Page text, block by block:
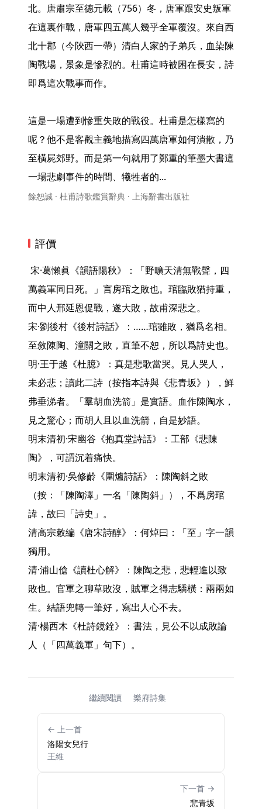
北。唐肅宗至德元載（756）冬，唐軍跟安史叛軍
在這裏作戰，唐軍四五萬人幾乎全軍覆沒。來自西
北十郡（今陝西一帶）清白人家的子弟兵，血染陳
陶戰場，景象是慘烈的。杜甫這時被困在長安，詩
即爲這次戰事而作。
這是一場遭到慘重失敗的戰役。杜甫是怎樣寫的
呢？他不是客觀主義地描寫四萬唐軍如何潰散，乃
至橫屍郊野。而是第一句就用了鄭重的筆墨大書這
一場悲劇事件的時間、犧牲者的...
餘恕誠 · 杜甫詩歌鑑賞辭典 · 上海辭書出版社
評價
萬義軍同日死。」言房琯之敗也。琯臨敗猶持重，
而中人邢延恩促戰，遂大敗，故甫深悲之。
宋·劉後村《後村詩話》：……琯雖敗，猶爲名相。
至敘陳陶、潼關之敗，直筆不恕，所以爲詩史也。
明·王于越《杜臆》：真是悲歌當哭。見人哭人，
未必悲；讀此二詩（按指本詩與《悲青坂》），鮮
弗垂涕者。「羣胡血洗箭」是實語。血作陳陶水，
見之驚心；而胡人且以血洗箭，自是妙語。
明末清初·宋幽谷《抱真堂詩話》：工部《悲陳
陶》，可謂沉着痛快。
明末清初·吳修齡《圍爐詩話》：陳陶斜之敗
（按：「陳陶澤」一名「陳陶斜」），不爲房琯
諱，故曰「詩史」。
清高宗敕編《唐宋詩醇》：何焯曰：「至」字一韻
獨用。
清·浦山傖《讀杜心解》：陳陶之悲，悲輕進以致
敗也。官軍之聊草敗沒，賊軍之得志驕橫：兩兩如
生。結語兜轉一筆好，寫出人心不去。
清·楊西木《杜詩鏡銓》：書法，見公不以成敗論
人（「四萬義軍」句下）。
繼續閱讀 樂府詩集
← 上一首
洛陽女兒行
王維
下一首 →
悲青坂